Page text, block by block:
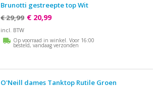
Brunotti gestreepte top Wit
€ 29,99 € 20,99
incl. BTW
Op voorraad in winkel. Voor 16:00
besteld, vandaag verzonden
O'Neill dames Tanktop Rutile Groen